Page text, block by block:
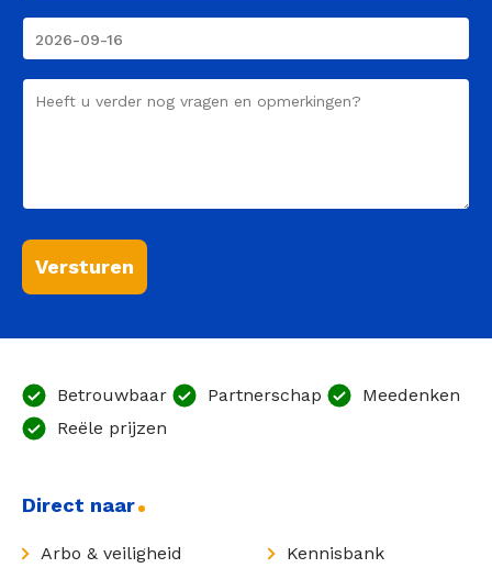
Course
Date
Comment
Versturen
Betrouwbaar Partnerschap
Meedenken
Reële prijzen
Direct naar
Arbo & veiligheid
Kennisbank